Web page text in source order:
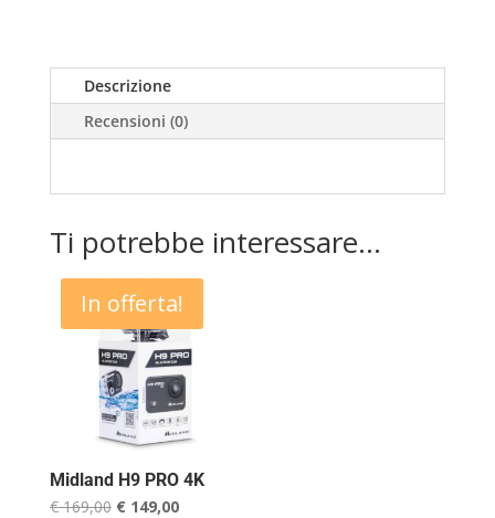
Descrizione
Recensioni (0)
Ti potrebbe interessare…
In offerta!
Midland H9 PRO 4K
€169,00 Il
€149,00Il